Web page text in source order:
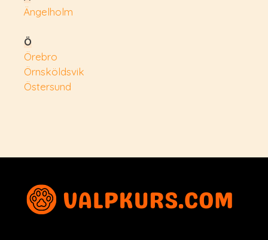
Ängelholm
Ö
Örebro
Örnsköldsvik
Östersund